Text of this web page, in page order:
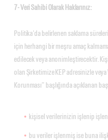
7- Veri Sahibi Olarak Haklarınız:
Politika'da belirlenen saklama
için herhangi bir meşru amaç
edilecek veya anonimleştirecektir.
olan Şirketimize KEP adresinizle
Korunması” başlığında açıklanan
kişisel verilerinizin işlenip
bu veriler işlenmiş ise buna